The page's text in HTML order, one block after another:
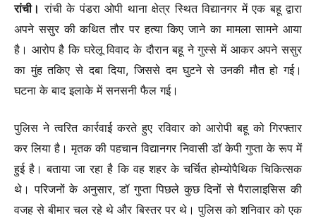
रांची। रांची के पंडरा ओपी थाना क्षेत्र स्थित विद्यानगर में एक बहू द्वारा
अपने ससुर की कथित तौर पर हत्या किए जाने का मामला सामने आया
है। आरोप है कि घरेलू विवाद के दौरान बहू ने गुस्से में आकर अपने ससुर
का मुंह तकिए से दबा दिया, जिससे दम घुटने से उनकी मौत हो गई।
घटना के बाद इलाके में सनसनी फैल गई।
पुलिस ने त्वरित कार्रवाई करते हुए रविवार को आरोपी बहू को गिरफ्तार
कर लिया है। मृतक की पहचान विद्यानगर निवासी डॉ केपी गुप्ता के रूप में
हुई है। बताया जा रहा है कि वह शहर के चर्चित होम्योपैथिक चिकित्सक
थे। परिजनों के अनुसार, डॉ गुप्ता पिछले कुछ दिनों से पैरालाइसिस की
वजह से बीमार चल रहे थे और बिस्तर पर थे। पुलिस को शनिवार को एक